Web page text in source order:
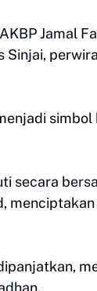
Jamal
Sinjai,
secara